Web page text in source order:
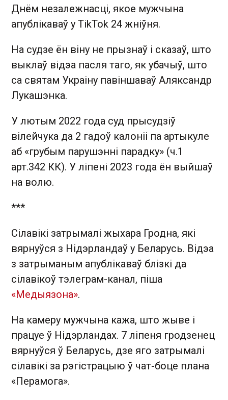
Днём незалежнасці, якое мужчына
апублікаваў у TikTok 24 жніўня.
На судзе ён віну не прызнаў і сказаў, што
выклаў відэа пасля таго, як убачыў, што
са святам Украіну павіншаваў Аляксандр
Лукашэнка.
У лютым 2022 года суд прысудзіў
вілейчука да 2 гадоў калоніі па артыкуле
аб «грубым парушэнні парадку» (ч.1
арт.342 КК). У ліпені 2023 года ён выйшаў
на волю.
***
Сілавікі затрымалі жыхара Гродна, які
вярнуўся з Нідэрландаў у Беларусь. Відэа
з затрыманым апублікаваў блізкі да
сілавікоў тэлеграм-канал, піша
«Медыязона».
На камеру мужчына кажа, што жыве і
працуе ў Нідэрландах. 7 ліпеня гродзенец
вярнуўся ў Беларусь, дзе яго затрымалі
сілавікі за рэгістрацыю ў чат-боце плана
«Перамога».